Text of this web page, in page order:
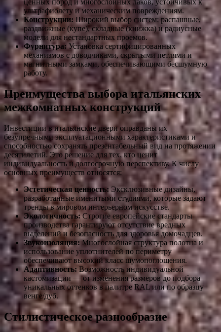
ценных пород и многослойных лаков, устойчивых к
ультрафиолету и механическим повреждениям.
Конструкции: Широкий выбор систем: распашные,
раздвижные (купе), складные (книжка) и радиусные
модели для нестандартных проемов.
Фурнитура: Установка сертифицированных
механизмов с доводчиками, скрытыми петлями и
магнитными замками, обеспечивающими бесшумную
работу.
Преимущества выбора итальянских
межкомнатных конструкций
Инвестиции в итальянские двери оправданы их
безупречными эксплуатационными характеристиками и
способностью сохранять презентабельный вид на протяжении
десятилетий. Это решение для тех, кто ценит
индивидуальность и долгосрочную перспективу. К числу
основных преимуществ относятся:
Эстетическая ценность:Эксклюзивные дизайны,
разработанные именитыми студиями, которые задают
тренды в мировом интерьерном искусстве.
Экологичность:Строгие европейские стандарты
производства гарантируют отсутствие вредных
выделений и безопасность для здоровья домочадцев.
Звукоизоляция:Многослойная структура полотна и
использование уплотнителей по периметру
обеспечивают высокий класс шумопоглощения.
Адаптивность:Возможность индивидуальной
кастомизации — от изменения размеров до подбора
уникальных оттенков в палитре RAL или по образцу
венге/дуб.
Стилистическое разнообразие